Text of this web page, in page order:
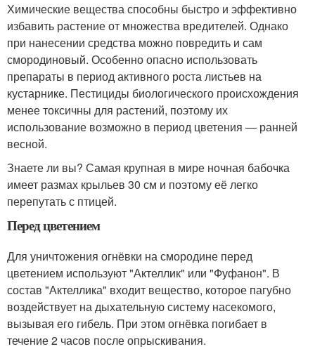
Химические вещества способны быстро и эффективно
избавить растение от множества вредителей. Однако
при нанесении средства можно повредить и сам
смородиновый. Особенно опасно использовать
препараты в период активного роста листьев на
кустарнике. Пестициды биологического происхождения
менее токсичны для растений, поэтому их
использование возможно в период цветения — ранней
весной.
Знаете ли вы? Самая крупная в мире ночная бабочка
имеет размах крыльев 30 см и поэтому её легко
перепутать с птицей.
Перед цветением
Для уничтожения огнёвки на смородине перед
цветением используют "Актеллик" или "Фуфанон". В
состав "Актеллика" входит вещество, которое пагубно
воздействует на дыхательную систему насекомого,
вызывая его гибель. При этом огнёвка погибает в
течение 2 часов после опрыскивания.